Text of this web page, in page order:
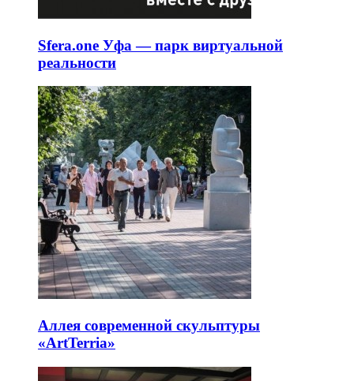
Sfera.one Уфа — парк виртуальной
реальности
Аллея современной скульптуры
«ArtTerria»